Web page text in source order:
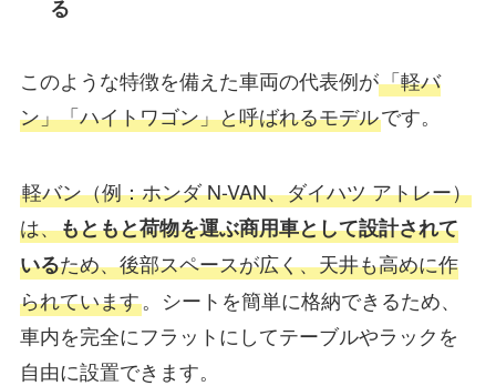
る
このような特徴を備えた車両の代表例が「軽バ
ン」「ハイトワゴン」と呼ばれるモデルです。
軽バン（例：ホンダ N-VAN、ダイハツ アトレー）
は、もともと荷物を運ぶ商用車として設計されて
いるため、後部スペースが広く、天井も高めに作
られています。シートを簡単に格納できるため、
車内を完全にフラットにしてテーブルやラックを
自由に設置できます。